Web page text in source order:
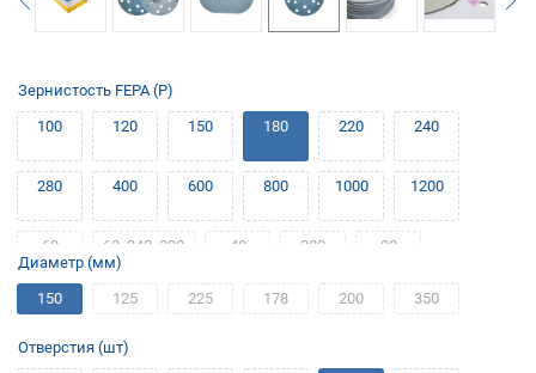
Зернистость FEPA (P)
100
120 150 180 220 240
280 400 600 800 1000 1200
60 60, 240, 320 40 320 80
120, 180, 220,
1500 500
Диаметр (мм)
150
125 225 178 200 350
Отверстия (шт)